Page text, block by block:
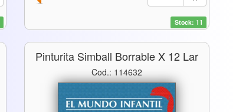
Stock: 11
Pinturita Simball Borrable X 12 Lar
Cod.: 114632